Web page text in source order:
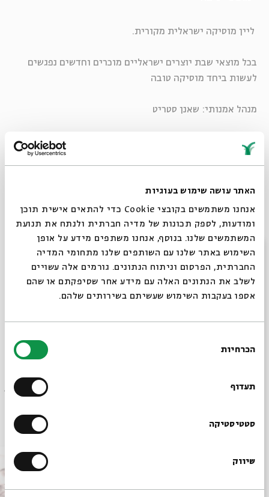
האתר עושה שימוש בעוגיות
אנחנו משתמשים בקובצי Cookie כדי להתאים אישית תוכן
ומודעות, לספק תכונות של מדיה חברתית ולנתח את תנועת
המשתמשים שלנו. בנוסף, אנחנו משתפים מידע על אופן
השימוש באתר שלנו עם השותפים שלנו מתחומי המדיה
החברתית, הפרסום וניתוח הנתונים. גורמים אלה עשויים
לשלב את הנתונים האלה עם מידע אחר שסיפקתם או שהם
אספו בעקבות השימוש שעשיתם בשירותים שלהם.
הסכמה
הכרחיות
תעדוף
סטטיסטיקה
שיווק
ליין מוסיקה ישראלית מקורית.
בכל מוצאי שבת יוצרים ישראליים מוכרים וחדשים נפגשים
לעשות ביחד מוסיקה טובה
מנהל אמנותי: שאנן סטריט
אמנים שרים ויוצרים מאהבה.
בכל מופע יבוצע השיר "שחרחורת" בפרשנות אישית
מופעי עמידה, מספר המקומות מוגבל
אירועים נוספים בסדרה
סגור